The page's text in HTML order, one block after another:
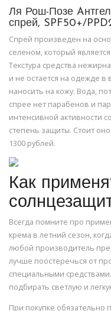
Ля Рош-Позе
спрей, SPF50+/
Спрей произведен на
селеном, который
Текстура средства
и не остается на одежде в
наносить на кожу. Вода,
спрее нет парабенов и
интенсивной активности
степень защиты. Стоит
1300 рублей.
Как
Всегда помните про
крема в летний сезон,
любой производитель
лучше поостеречься от
специальными
подбирать светлую и
При покупке обязательно